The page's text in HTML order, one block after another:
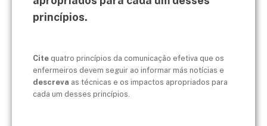
princípios.
Cite quatro princípios da comunicação efetiva que os
enfermeiros devem seguir ao informar más notícias e
descreva as técnicas e os impactos apropriados para
cada um desses princípios.